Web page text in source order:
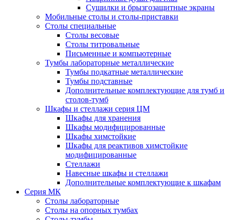
Сушилки и брызгозащитные экраны
Мобильные столы и столы-приставки
Столы специальные
Столы весовые
Столы титровальные
Письменные и компьютерные
Тумбы лабораторные металлические
Тумбы подкатные металлические
Тумбы подставные
Дополнительные комплектующие для тумб и
столов-тумб
Шкафы и стеллажи серия ЦМ
Шкафы для хранения
Шкафы модифицированные
Шкафы химстойкие
Шкафы для реактивов химстойкие
модифицированные
Стеллажи
Навесные шкафы и стеллажи
Дополнительные комплектующие к шкафам
Серия МК
Столы лабораторные
Столы на опорных тумбах